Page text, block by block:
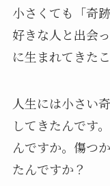
小さくても「奇
好きな人と出会
に生まれてきた
人生には小さい
してきたんです
んですか。傷つ
たんですか？